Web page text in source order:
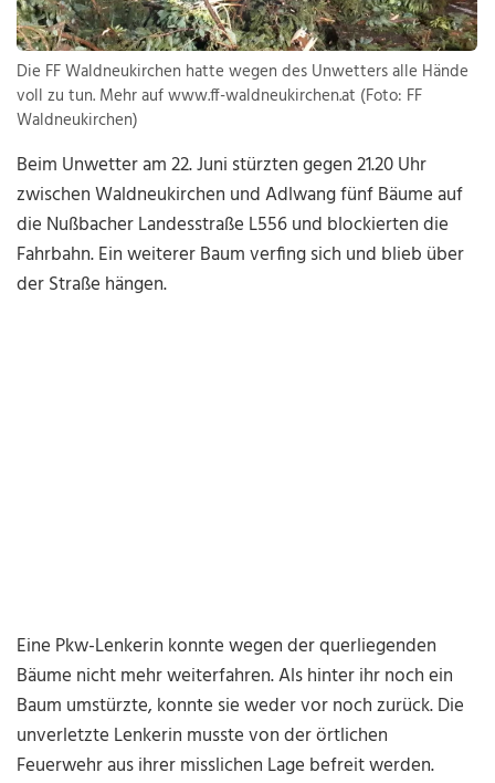
Die FF Waldneukirchen hatte wegen des Unwetters alle Hände
voll zu tun. Mehr auf www.ff-waldneukirchen.at (Foto: FF
Waldneukirchen)
Beim Unwetter am 22. Juni stürzten gegen 21.20 Uhr
zwischen Waldneukirchen und Adlwang fünf Bäume auf
die Nußbacher Landesstraße L556 und blockierten die
Fahrbahn. Ein weiterer Baum verfing sich und blieb über
der Straße hängen.
Eine Pkw-Lenkerin konnte wegen der querliegenden
Bäume nicht mehr weiterfahren. Als hinter ihr noch ein
Baum umstürzte, konnte sie weder vor noch zurück. Die
unverletzte Lenkerin musste von der örtlichen
Feuerwehr aus ihrer misslichen Lage befreit werden.